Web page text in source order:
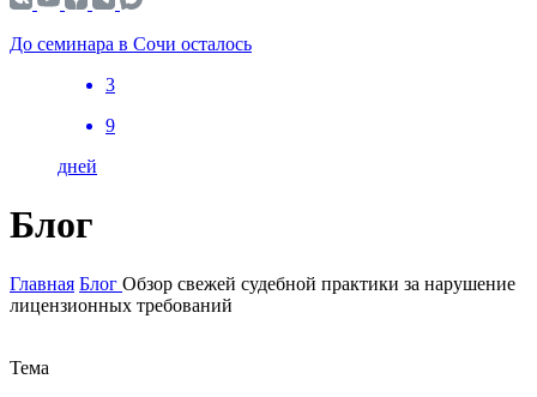
До семинара в Сочи осталось
3
9
дней
Блог
Главная Блог Обзор свежей судебной практики за нарушение
лицензионных требований
Тема